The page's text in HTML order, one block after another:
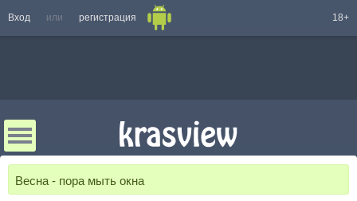
Вход или регистрация 18+
Весна - пора мыть окна